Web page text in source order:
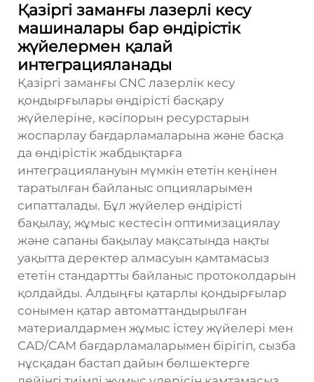
Қазіргі заманғы лазерлі кесу
машиналары бар өндірістік
жүйелермен қалай
интеграцияланады
Қазіргі заманғы CNC лазерлік кесу
қондырғылары өндірісті басқару
жүйелеріне, кәсіпорын ресурстарын
жоспарлау бағдарламаларына және басқа
да өндірістік жабдықтарға
интеграциялануын мүмкін ететін кеңінен
таратылған байланыс опцияларымен
сипатталады. Бұл жүйелер өндірісті
бақылау, жұмыс кестесін оптимизациялау
және сапаны бақылау мақсатында нақты
уақытта деректер алмасуын қамтамасыз
ететін стандартты байланыс протоколдарын
қолдайды. Алдыңғы қатарлы қондырғылар
сонымен қатар автоматтандырылған
материалдармен жұмыс істеу жүйелері мен
CAD/CAM бағдарламаларымен бірігіп, сызба
нұсқадан бастап дайын бөлшектерге